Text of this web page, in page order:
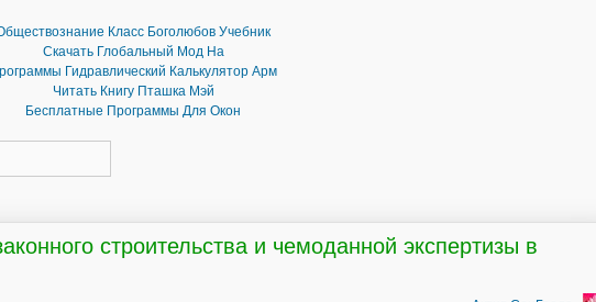
Класс Боголюбов Учебник
Скачать Глобальный Мод На
Гидравлический Калькулятор Арм
Читать Книгу Пташка Мэй
Бесплатные Программы Для Окон
строительства и чемоданной экспертизы в